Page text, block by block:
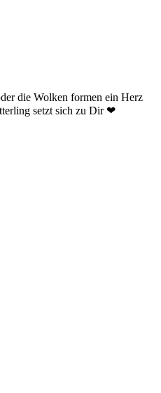
die Wolken formen ein Herz
setzt sich zu Dir ❤